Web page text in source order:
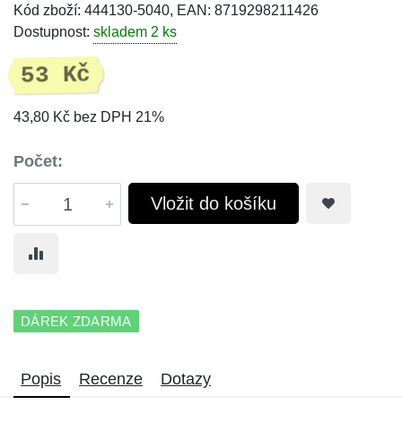
Kód zboží: 444130-5040, EAN: 8719298211426
Dostupnost: skladem 2 ks
53 Kč
43,80 Kč bez DPH 21%
Počet:
Vložit do košíku
DÁREK ZDARMA
Popis Recenze Dotazy